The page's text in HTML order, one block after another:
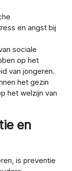
en angst bij
sociale
op het
van jongeren.
het gezin
het welzijn van
en
is preventie